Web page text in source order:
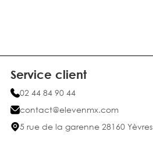
Service client
02 44 84 90 44
contact@elevenmx.com
5 rue de la garenne 28160 Yèvres